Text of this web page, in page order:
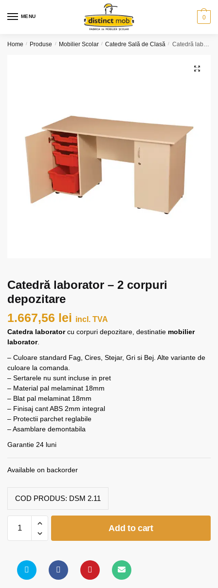
MENU 0
Home / Produse / Mobilier Scolar / Catedre Sală de Clasă / Catedră laborator – 2 corpuri depozitare
🔍
Catedră laborator – 2 corpuri
depozitare
1.667,56 lei incl. TVA
Catedra laboratorcu corpuri depozitare, destinatie mobilier
laborator.
– Culoare standard Fag, Cires, Stejar, Gri si Bej. Alte variante de
culoare la comanda.
– Sertarele nu sunt incluse in pret
– Material pal melaminat 18mm
– Blat pal melaminat 18mm
– Finisaj cant ABS 2mm integral
– Protectii parchet reglabile
– Asamblare demontabila
Garantie 24 luni
Available on backorder
COD PRODUS: DSM 2.11
laborator
corpuri
depozitare
Add to cart